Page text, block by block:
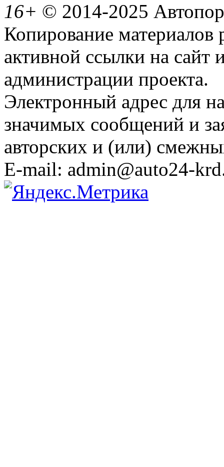
16+ © 2014-2025
Копирование материалов
активной ссылки на сайт
администрации проекта.
Электронный адрес для
значимых сообщений и
авторских и (или)
E-mail: admin@auto24-